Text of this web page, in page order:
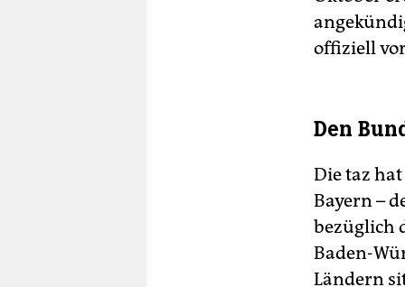
offiziell
Den
Die taz
Bayern –
bezüglich
Baden-
Ländern